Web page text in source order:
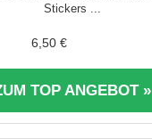
Stickers ...
6,50 €
TOP ANGEBOT »